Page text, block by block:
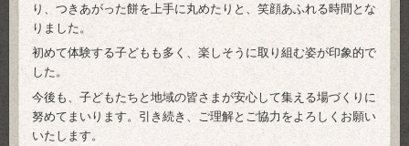
り、つきあがった餅を上手に丸めたりと、笑顔あふれる時間とな
りました。
初めて体験する子どもも多く、楽しそうに取り組む姿が印象的で
した。
今後も、子どもたちと地域の皆さまが安心して集える場づくりに
努めてまいります。引き続き、ご理解とご協力をよろしくお願い
いたします。